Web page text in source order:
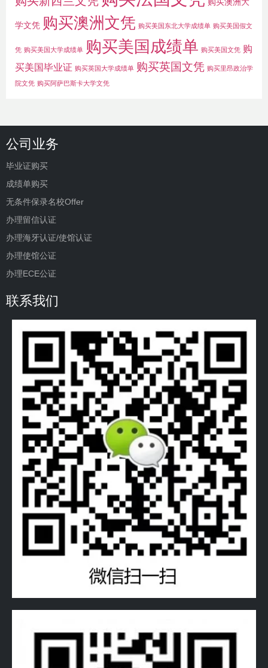
购买澳洲大
学文凭 购买澳洲文凭 购买美国东北大学成绩单 购买美国假文
凭 购买美国大学成绩单 购买美国成绩单 购买美国文凭 购
买美国毕业证 购买英国大学成绩单 购买英国文凭 购买里昂政治学
院文凭 购买阿萨巴斯卡大学文凭
公司业务
毕业证购买
成绩单购买
无条件保录名校Offer
办理留信认证
办理海牙认证/使馆认证
办理使馆公证
办理ECE公证
联系我们